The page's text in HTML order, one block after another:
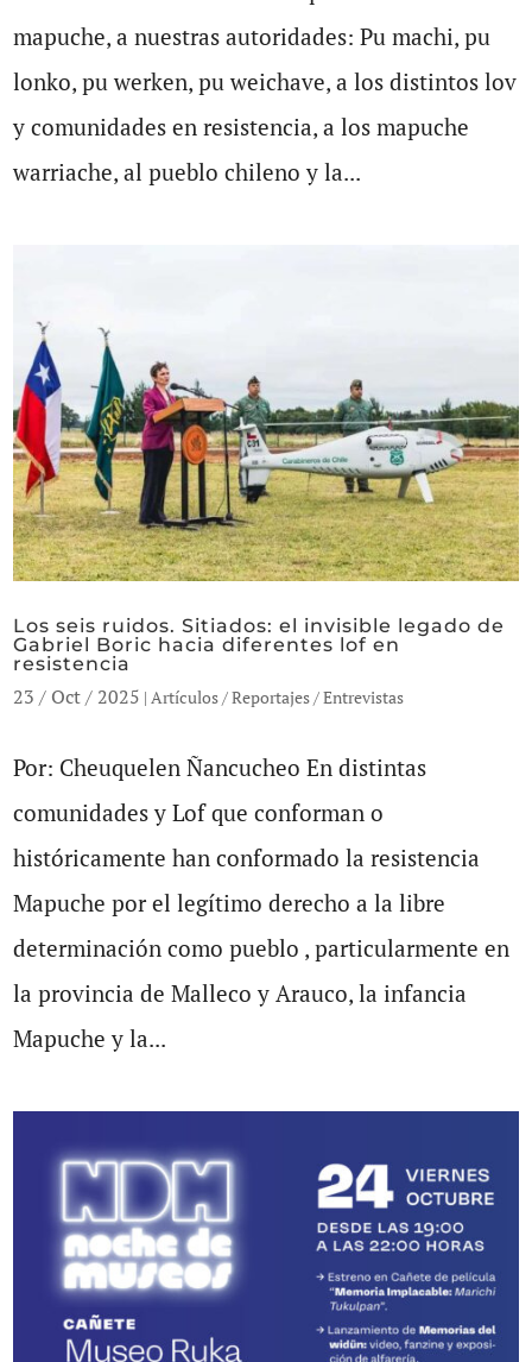
mapuche, a nuestras autoridades: Pu machi, pu
lonko, pu werken, pu weichave, a los distintos lov
y comunidades en resistencia, a los mapuche
warriache, al pueblo chileno y la...
Los seis ruidos. Sitiados: el invisible legado de
Gabriel Boric hacia diferentes lof en
resistencia
23 / Oct / 2025 |Artículos / Reportajes / Entrevistas
Por: Cheuquelen Ñancucheo En distintas
comunidades y Lof que conforman o
históricamente han conformado la resistencia
Mapuche por el legítimo derecho a la libre
determinación como pueblo , particularmente en
la provincia de Malleco y Arauco, la infancia
Mapuche y la...